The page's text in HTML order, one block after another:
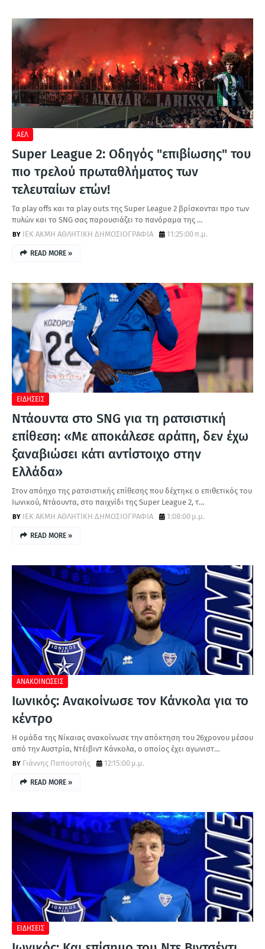
ΑΕΛ
Super League 2: Οδηγός "επιβίωσης" του
πιο τρελού πρωταθλήματος των
τελευταίων ετών!
Τα play offs και τα play outs της Super League 2 βρίσκονται προ των
πυλών και το SNG σας παρουσιάζει το πανόραμα της …
ΙΕΚ ΑΚΜΗ ΑΘΛΗΤΙΚΗ ΔΗΜΟΣΙΟΓΡΑΦΙΑ
11:25:00 π.μ.
READ MORE »
ΕΙΔΗΣΕΙΣ
Ντάουντα στο SNG για τη ρατσιστική
επίθεση: «Με αποκάλεσε αράπη, δεν έχω
ξαναβιώσει κάτι αντίστοιχο στην
Ελλάδα»
Στον απόηχο της ρατσιστικής επίθεσης που δέχτηκε ο επιθετικός του
Ιωνικού, Ντάουντα, στο παιχνίδι της Super League 2, τ…
ΙΕΚ ΑΚΜΗ ΑΘΛΗΤΙΚΗ ΔΗΜΟΣΙΟΓΡΑΦΙΑ
1:08:00 μ.μ.
READ MORE »
ΑΝΑΚΟΙΝΩΣΕΙΣ
Ιωνικός: Ανακοίνωσε τον Κάνκολα για το
κέντρο
Η ομάδα της Νίκαιας ανακοίνωσε την απόκτηση του 26χρονου μέσου
από την Αυστρία, Ντέιβιντ Κάνκολα, ο οποίος έχει αγωνιστ…
Γιάννης Παπουτσής
12:15:00 μ.μ.
READ MORE »
ΕΙΔΗΣΕΙΣ